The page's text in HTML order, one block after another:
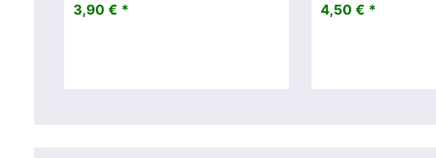
3,90 € * 4,50 € *